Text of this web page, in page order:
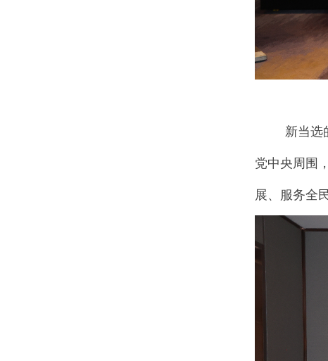
新当选
党中央周围
展、服务全